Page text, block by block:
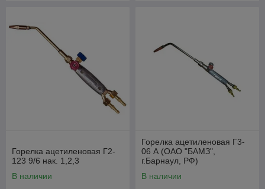
Горелка ацетиленовая Г2-
123 9/6 нак. 1,2,3
В наличии
Горелка ацетиленовая Г3-
06 А (ОАО "БАМЗ",
г.Барнаул, РФ)
В наличии